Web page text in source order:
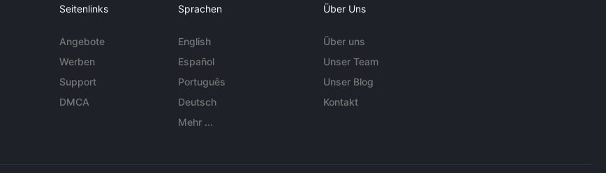
Seitenlinks
Angebote
Werben
Support
DMCA
Sprachen
English
Español
Português
Deutsch
Mehr ...
Über Uns
Über uns
Unser Team
Unser Blog
Kontakt